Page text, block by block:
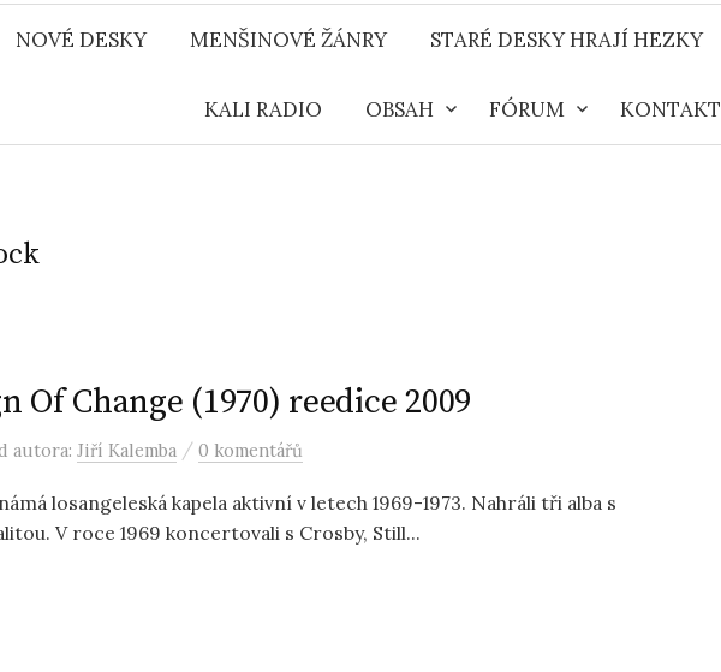
NOVÉ DESKY MENŠINOVÉ ŽÁNRY STARÉ DESKY HRAJÍ HEZKY
KALI RADIO OBSAH FÓRUM KONTAKT
Of Change (1970) reedice 2009
autora: Jiří Kalemba / 0 komentářů
losangeleská kapela aktivní v letech 1969-1973. Nahráli tři alba s
V roce 1969 koncertovali s Crosby, Still...